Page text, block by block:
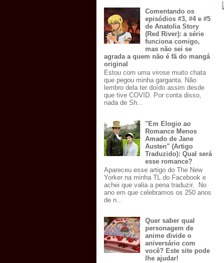
Comentando os
episódios #3, #4 e #5
de Anatolia Story
(Red River): a série
funciona comigo,
mas não sei se
agrada a quem não é fã do mangá
original
Estou com uma virose muito chata
que pegou minha garganta. Não
lembro dela ter doído assim desde
que tive COVID. Por conta disso,
nada de Sh...
"Em Elogio ao
Romance Menos
Amado de Jane
Austen" (Artigo
Traduzido): Qual será
esse romance?
Apareceu esse artigo do The New
Yorker na minha TL do Facebook e
achei que valia a pena traduzir. No
ano em que celebramos os 250 anos
de n...
Quer saber qual
personagem de
anime divide o
aniversário com
você? Este site pode
lhe ajudar!